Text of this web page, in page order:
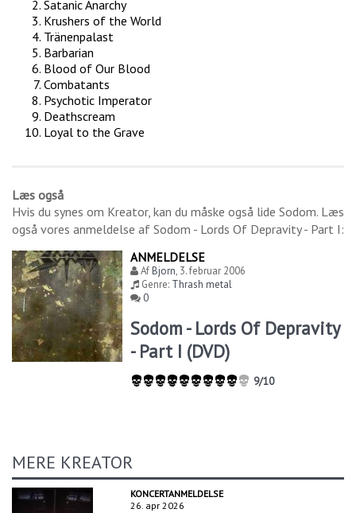
Satanic Anarchy
Krushers of the World
Tränenpalast
Barbarian
Blood of Our Blood
Combatants
Psychotic Imperator
Deathscream
Loyal to the Grave
Læs også
Hvis du synes om Kreator, kan du måske også lide Sodom. Læs
også vores anmeldelse af Sodom - Lords Of Depravity - Part I :
ANMELDELSE
AfBjorn, 3. februar 2006
Genre: Thrash metal
0
Sodom - Lords Of Depravity
- Part I (DVD)
9/10
MERE KREATOR
KONCERTANMELDELSE
26. apr 2026